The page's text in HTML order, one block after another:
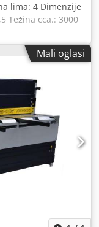
lima: 4 Dimenzije
Težina cca.: 3000
750 mm Rasvjeta
ruke za lim 1
1505) Zaštita
Jednostavno
vijak Brojač
za
na stražnjim
Mali oglasi